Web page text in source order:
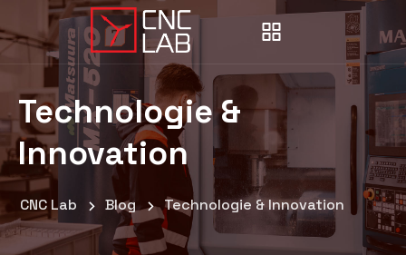
Technologie &
Innovation
CNC Lab Blog Technologie & Innovation